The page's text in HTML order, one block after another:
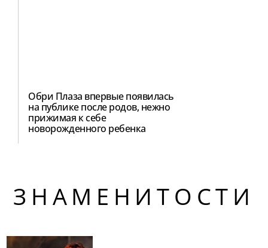
Обри Плаза впервые появилась
на публике после родов, нежно
прижимая к себе
новорожденного ребенка
ЗНАМЕНИТОСТИ